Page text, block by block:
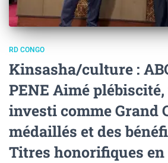
RD CONGO
Kinsasha/culture :
PENE Aimé
investi comme Grand
médaillés et des
Titres honorifiques